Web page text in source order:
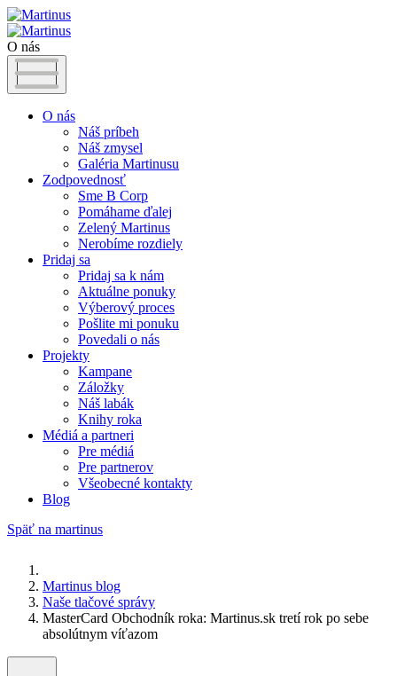
O nás
O nás
Náš príbeh
Náš zmysel
Galéria Martinusu
Zodpovednosť
Sme B Corp
Pomáhame ďalej
Zelený Martinus
Nerobíme rozdiely
Pridaj sa
Pridaj sa k nám
Aktuálne ponuky
Výberový proces
Pošlite mi ponuku
Povedali o nás
Projekty
Kampane
Záložky
Náš labák
Knihy roka
Médiá a partneri
Pre médiá
Pre partnerov
Všeobecné kontakty
Blog
Späť na martinus
Martinus blog
Naše tlačové správy
MasterCard Obchodník roka: Martinus.sk tretí rok po sebe
absolútnym víťazom